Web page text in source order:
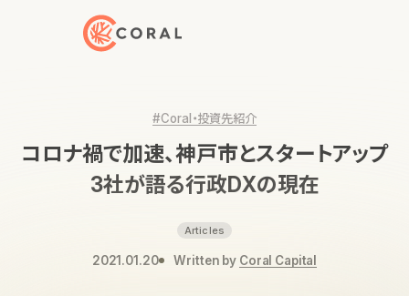
トップページへ戻る
#Coral・投資先紹介
コロナ禍で加速、神戸市とスタートアップ
3社が語る行政DXの現在
Articles
2021.01.20 Written by Coral Capital